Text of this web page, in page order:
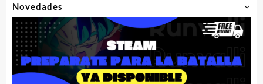
Novedades